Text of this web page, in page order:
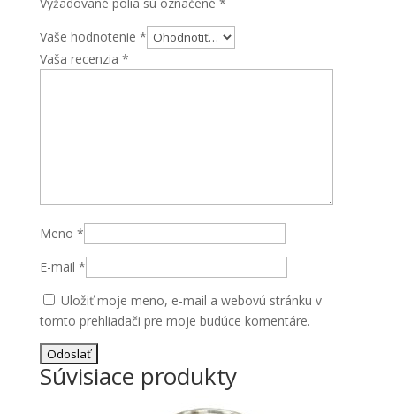
Vyžadované polia sú označené *
Vaše hodnotenie *
Vaša recenzia *
Meno *
E-mail *
Uložiť moje meno, e-mail a webovú stránku v
tomto prehliadači pre moje budúce komentáre.
Súvisiace produkty